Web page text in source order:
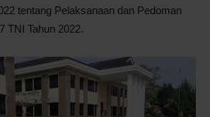
tentang Pelaksanaan dan Pedoman
TNI Tahun 2022.